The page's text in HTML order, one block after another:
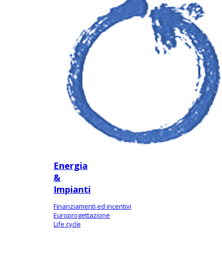
Energia
&
Impianti
Finanziamenti ed incentivi
Europrogettazione
Life cycle